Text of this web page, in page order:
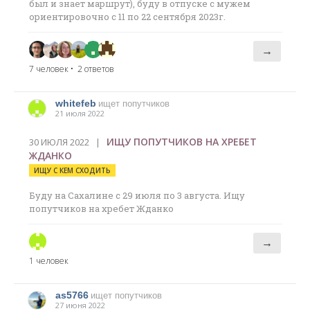
был и знает маршрут), буду в отпуске с мужем
ориентировочно с 11 по 22 сентября 2023г.
7 человек • 2 ответов
→
whitefeb ищет попутчиков
21 июля 2022
30 ИЮЛЯ 2022 | ИЩУ ПОПУТЧИКОВ НА ХРЕБЕТ
ЖДАНКО
ИЩУ С КЕМ СХОДИТЬ
Буду на Сахалине с 29 июля по 3 августа. Ищу
попутчиков на хребет Жданко
1 человек
→
as5766 ищет попутчиков
27 июня 2022